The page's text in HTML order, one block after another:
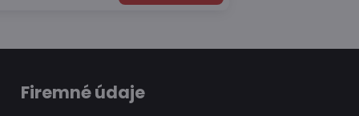
Firemné údaje